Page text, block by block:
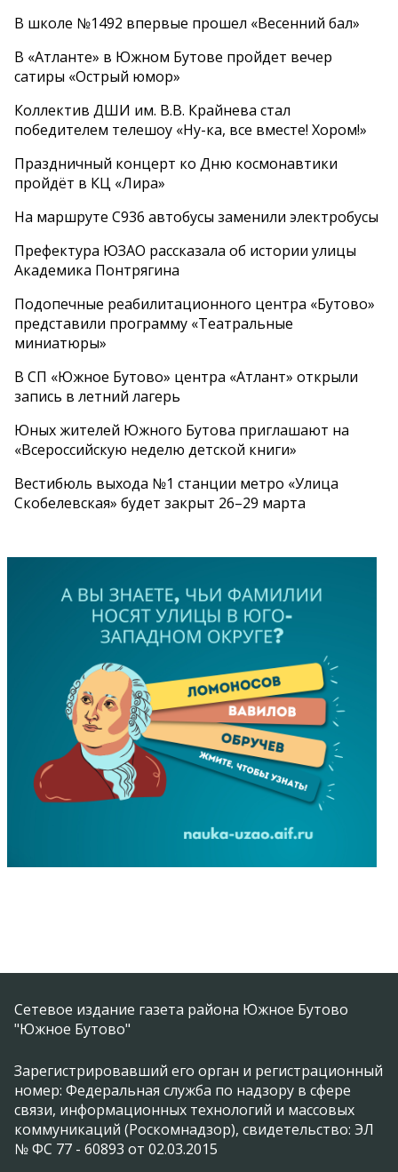
В школе №1492 впервые прошел «Весенний бал»
В «Атланте» в Южном Бутове пройдет вечер
сатиры «Острый юмор»
Коллектив ДШИ им. В.В. Крайнева стал
победителем телешоу «Ну-ка, все вместе! Хором!»
Праздничный концерт ко Дню космонавтики
пройдёт в КЦ «Лира»
На маршруте С936 автобусы заменили электробусы
Префектура ЮЗАО рассказала об истории улицы
Академика Понтрягина
Подопечные реабилитационного центра «Бутово»
представили программу «Театральные
миниатюры»
В СП «Южное Бутово» центра «Атлант» открыли
запись в летний лагерь
Юных жителей Южного Бутова приглашают на
«Всероссийскую неделю детской книги»
Вестибюль выхода №1 станции метро «Улица
Скобелевская» будет закрыт 26–29 марта
Сетевое издание газета района Южное Бутово
"Южное Бутово"
Зарегистрировавший его орган и регистрационный
номер: Федеральная служба по надзору в сфере
связи, информационных технологий и массовых
коммуникаций (Роскомнадзор), свидетельство: ЭЛ
№ ФС 77 - 60893 от 02.03.2015